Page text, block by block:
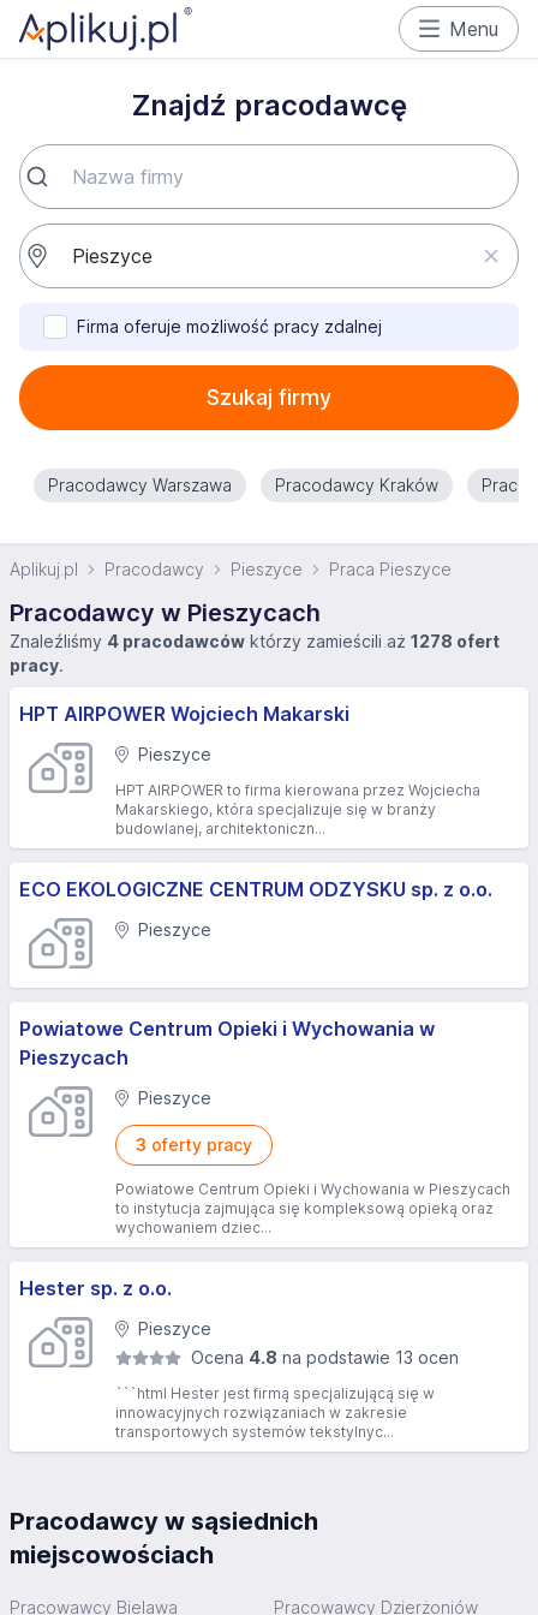
Menu
Znajdź pracodawcę
Firma oferuje możliwość pracy zdalnej
Szukaj firmy
Pracodawcy Warszawa Pracodawcy Kraków
Aplikuj.pl Pracodawcy Pieszyce Praca Pieszyce
Pracodawcy w Pieszycach
Znaleźliśmy 4 pracodawców którzy zamieścili aż 1278 ofert
pracy.
HPT AIRPOWER Wojciech Makarski
Pieszyce
HPT AIRPOWER to firma kierowana przez Wojciecha
Makarskiego, która specjalizuje się w branży
budowlanej, architektoniczn...
ECO EKOLOGICZNE CENTRUM ODZYSKU sp. z o.o.
Pieszyce
Powiatowe Centrum Opieki i Wychowania w
Pieszycach
Pieszyce
3 oferty pracy
Powiatowe Centrum Opieki i Wychowania w Pieszycach
to instytucja zajmująca się kompleksową opieką oraz
wychowaniem dziec...
Hester sp. z o.o.
Pieszyce
Ocena 4.8 na podstawie 13 ocen
```html Hester jest firmą specjalizującą się w
innowacyjnych rozwiązaniach w zakresie
transportowych systemów tekstylnyc...
Pracodawcy w sąsiednich
miejscowościach
Pracowawcy Bielawa Pracowawcy Dzierżoniów